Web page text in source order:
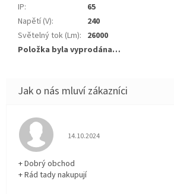
IP:
65
Napětí (V):
240
Světelný tok (Lm): 26000
Položka byla vyprodána…
Hodnocení obchodu je 5 z 5
14.10.2024
+ Dobrý obchod
+ Rád tady nakupují